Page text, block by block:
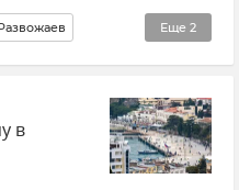
Еще 2
в